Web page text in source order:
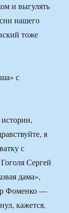
и выгулять
нашего
тоже
я
с
Сергей
дама»,
Фоменко —
кажется,